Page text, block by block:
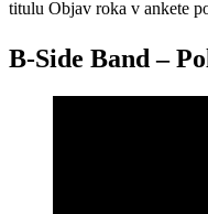
titulu Objav roka v ankete
B-Side Band –